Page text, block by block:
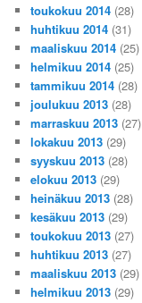
toukokuu 2014 (28)
huhtikuu 2014 (31)
maaliskuu 2014 (25)
helmikuu 2014 (25)
tammikuu 2014 (28)
joulukuu 2013 (28)
marraskuu 2013 (27)
lokakuu 2013 (29)
syyskuu 2013 (28)
elokuu 2013 (29)
heinäkuu 2013 (28)
kesäkuu 2013 (29)
toukokuu 2013 (27)
huhtikuu 2013 (27)
maaliskuu 2013 (29)
helmikuu 2013 (29)